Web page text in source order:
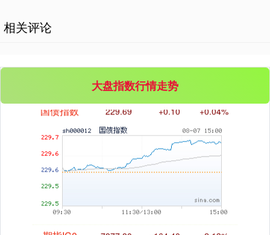
相关评论
大盘指数行情走势
国债指数 229.69 +0.10 +0.04%